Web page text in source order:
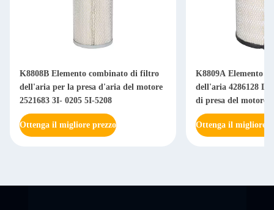
K8808B Elemento combinato di filtro
dell'aria per la presa d'aria del motore
2521683 3I- 0205 5I-5208
Ottenga il migliore prezzo
K8809A Elemento
dell'aria 4286128
di presa del motore
Ottenga il migliore